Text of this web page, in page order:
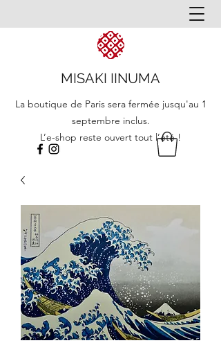
MISAKI IINUMA
La boutique de Paris sera fermée jusqu'au 1
septembre inclus.
L’e-shop reste ouvert tout l’été !